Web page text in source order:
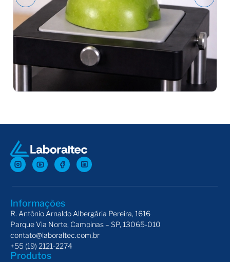
Informações
R. Antônio Arnaldo Albergária Pereira, 1616
Parque Via Norte, Campinas – SP, 13065-010
contato@laboraltec.com.br
+55 (19) 2121-2274
Produtos